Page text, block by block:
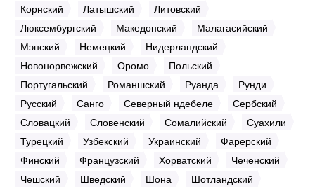
Корнский
Латышский
Литовский
Люксембургский
Македонский
Малагасийский
Мэнский
Немецкий
Нидерландский
Новонорвежский
Оромо
Польский
Португальский
Романшский Руанда
Рунди
Русский
Санго Северный ндебеле
Сербский
Словацкий
Словенский Сомалийский
Суахили
Турецкий
Узбекский Украинский
Фарерский
Финский
Французский Хорватский
Чеченский
Чешский
Шведский Шона
Шотландский